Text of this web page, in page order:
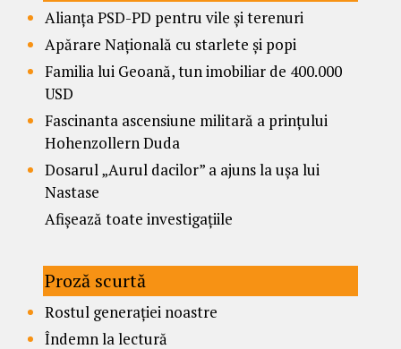
Alianța PSD-PD pentru vile și terenuri
Apărare Națională cu starlete și popi
Familia lui Geoană, tun imobiliar de 400.000
USD
Fascinanta ascensiune militară a prințului
Hohenzollern Duda
Dosarul „Aurul dacilor” a ajuns la ușa lui
Nastase
Afișează toate investigațiile
Proză scurtă
Rostul generației noastre
Îndemn la lectură